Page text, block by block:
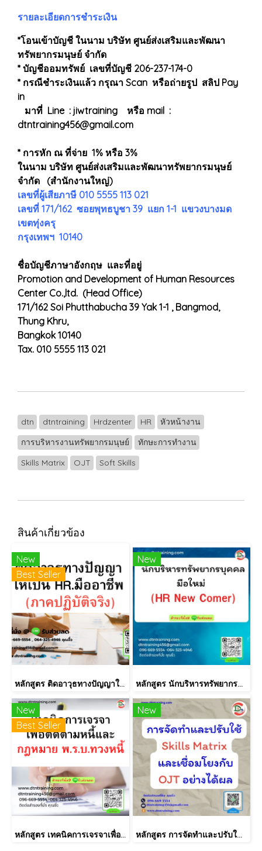
รายละเอียดการชำระเงิน
*โอนเข้าบัญชี ในนาม บริษัท ศูนย์ส่งเสริมและพัฒนา
ทรัพยากรมนุษย์ จำกัด
* บัญชีออมทรัพย์ เลขที่บัญชี 206-237-174-0
* กรณีชำระเงินแล้ว กรุณา Scan หรือถ่ายรูป สลิป Pay
in
มาที่ Line : jiwtraining หรือ mail :
dtntraining456@gmail.com
* การหัก ณ ที่จ่าย 1% หรือ 3%
ในนาม บริษัท ศูนย์ส่งเสริมและพัฒนาทรัพยากรมนุษย์
จำกัด (สำนักงานใหญ่)
เลขที่ผู้เสียภาษี 010 5555 113 021
เลขที่ 171/162 ซอยพุทธบูชา 39 แยก 1-1 แขวงบางมด
เขตทุ่งครุ
กรุงเทพฯ 10140
ชื่อบัญชีภาษาอังกฤษ และที่อยู่
Promotion and Development of Human Resources
Center Co.,ltd. (Head Office)
171/162 Soi Phutthabucha 39 Yak 1-1 , Bangmod,
Thung Khru,
Bangkok 10140
Tax. 010 5555 113 021
dtn dtntraining Hrdzenter HR
หัวหน้างาน
การบริหารงานทรัพยากรมนุษย์
ทักษะการทำงาน
Skills Matrix
OJT Soft Skills
สินค้าเกี่ยวข้อง
New
Best Seller
หลักสูตร ติดอาวุธทางปัญญาให้เป็น HR.มืออาชีพ (ภาคปฏิบัติจริง)
New
หลักสูตร นักบริหารทรัพยากรบุคคลมือใหม่ (HR New Comer)
New
Best Seller
หลักสูตร เทคนิคการเจรจาเพื่อติดตามหนี้และกฎหมาย พ.ร.บ.ทวงหนี้
New
หลักสูตร การจัดทำและปรับใช้ Skill Matrix อย่างได้ผล (Skill Matrix Setting & Implementation)